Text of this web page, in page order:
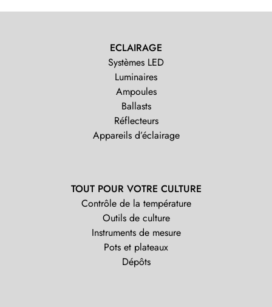
ECLAIRAGE
Systèmes LED
Luminaires
Ampoules
Ballasts
Réflecteurs
Appareils d’éclairage
TOUT POUR VOTRE CULTURE
Contrôle de la température
Outils de culture
Instruments de mesure
Pots et plateaux
Dépôts